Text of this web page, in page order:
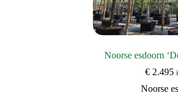
Noorse esdoorn
€2.495
Noorse